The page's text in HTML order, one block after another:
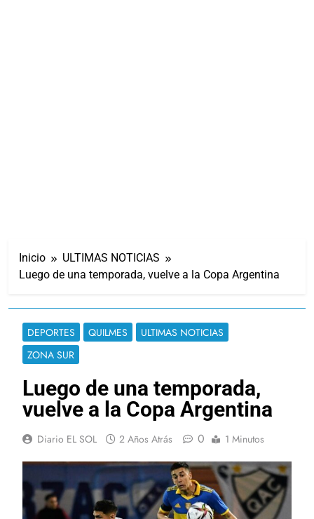
Inicio
ULTIMAS NOTICIAS
Luego de una temporada, vuelve a la Copa Argentina
DEPORTES QUILMES
ULTIMAS NOTICIAS
ZONA SUR
Luego de una temporada,
vuelve a la Copa Argentina
Diario EL SOL 2 Años Atrás 0 1 Minutos